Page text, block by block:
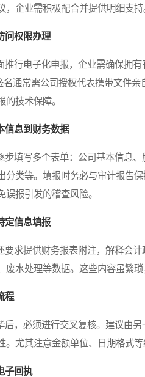
，企业需积极配合并提供明细支持
问权限办理
行电子化申报，企业需确保拥有
名通常需公司授权代表携带文件
的技术保障。
信息到财务数据
填写多个表单：公司基本信息、
分类等。填报时务必与审计报告
误报引发的稽查风险。
定信息填报
求提供财务报表附注，解释会计
废水处理等数据。这些内容虽繁
程
，必须进行交叉复核。建议由另
。尤其注意金额单位、日期格式
子回执